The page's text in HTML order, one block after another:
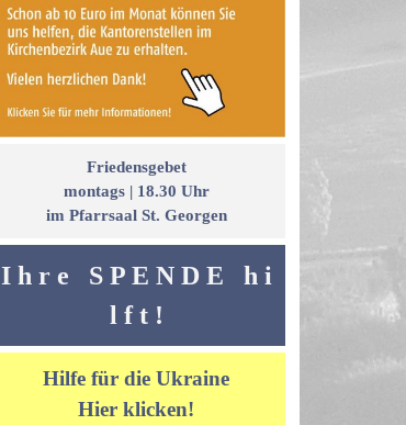
Friedensgebet
montags | 18.30 Uhr
im Pfarrsaal St. Georgen
I h r e S P E N D E h i
l f t !
Hilfe für die Ukraine
Hier klicken!